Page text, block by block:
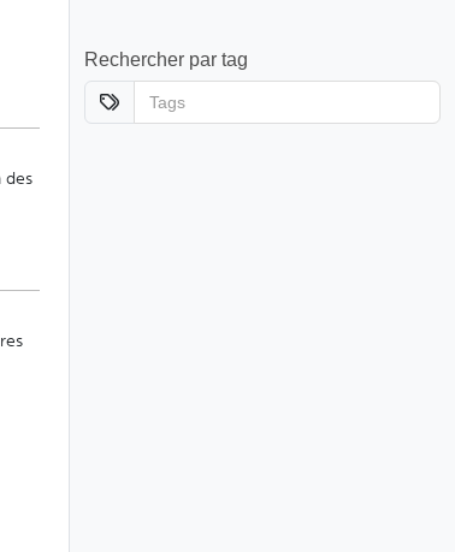
des
Rechercher par tag